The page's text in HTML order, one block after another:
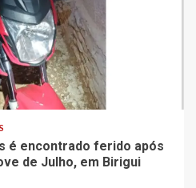
é encontrado ferido após
de Julho, em Birigui